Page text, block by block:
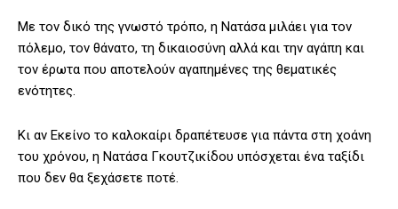
Με τον δικό της γνωστό τρόπο, η Νατάσα μιλάει για τον
πόλεμο, τον θάνατο, τη δικαιοσύνη αλλά και την αγάπη και
τον έρωτα που αποτελούν αγαπημένες της θεματικές
ενότητες.
Κι αν Εκείνο το καλοκαίρι δραπέτευσε για πάντα στη χοάνη
του χρόνου, η Νατάσα Γκουτζικίδου υπόσχεται ένα ταξίδι
που δεν θα ξεχάσετε ποτέ.